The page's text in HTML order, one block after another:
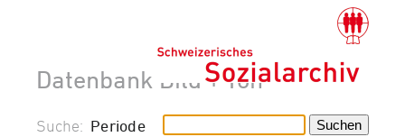
Datenbank Bild + Ton
Suche: Periode